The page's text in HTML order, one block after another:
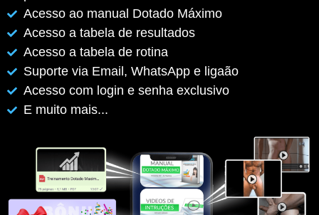
Acesso ao manual Dotado Máximo
Acesso a tabela de resultados
Acesso a tabela de rotina
Suporte via Email, WhatsApp e ligaão
Acesso com login e senha exclusivo
E muito mais...